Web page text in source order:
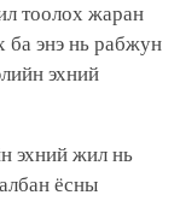
тоолох жаран
ба энэ нь рабжун
эхний
эхний жил нь
ёсны